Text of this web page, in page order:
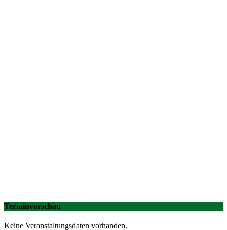
Terminvorschau
Keine Veranstaltungsdaten vorhanden.